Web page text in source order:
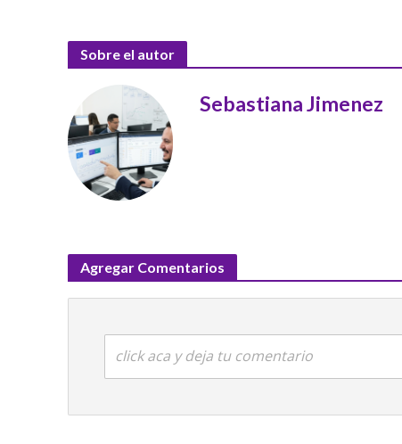
Sobre el autor
Sebastiana Jimenez
Agregar Comentarios
click aca y deja tu comentario